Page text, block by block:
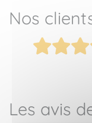
Nos
Les avis